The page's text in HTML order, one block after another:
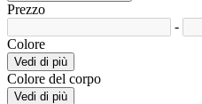
Prezzo
-
Colore
Vedi di più
Colore del corpo
Vedi di più